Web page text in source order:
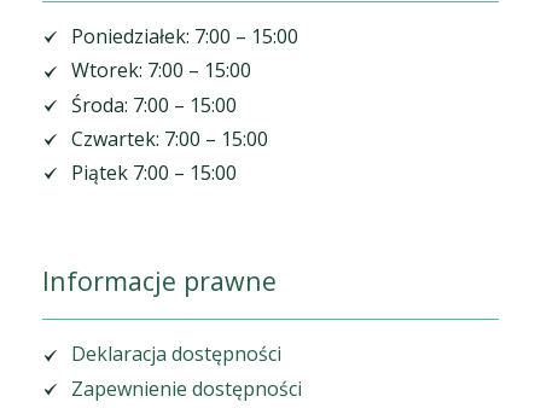
Poniedziałek: 7:00 – 15:00
Wtorek: 7:00 – 15:00
Środa: 7:00 – 15:00
Czwartek: 7:00 – 15:00
Piątek 7:00 – 15:00
Informacje prawne
Deklaracja dostępności
Zapewnienie dostępności